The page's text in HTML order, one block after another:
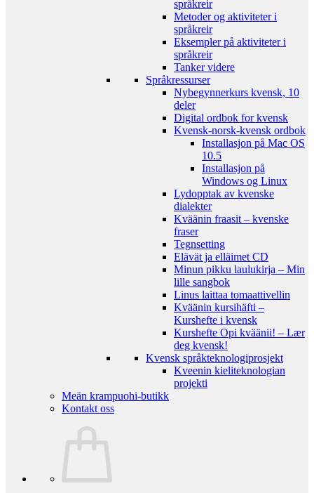
språkreir
Metoder og aktiviteter i
språkreir
Eksempler på aktiviteter i
språkreir
Tanker videre
Språkressurser
Nybegynnerkurs kvensk, 10
deler
Digital ordbok for kvensk
Kvensk-norsk-kvensk ordbok
Installasjon på Mac OS
10.5
Installasjon på
Windows og Linux
Lydopptak av kvenske
dialekter
Kväänin fraasit – kvenske
fraser
Tegnsetting
Elävät ja elläimet CD
Minun pikku laulukirja – Min
lille sangbok
Linus laittaa tomaattivellin
Kväänin kursihäfti –
Kurshefte i kvensk
Kurshefte Opi kväänii! – Lær
deg kvensk!
Kvensk språkteknologiprosjekt
Kveenin kieliteknologian
projekti
Meän krampuohi-butikk
Kontakt oss